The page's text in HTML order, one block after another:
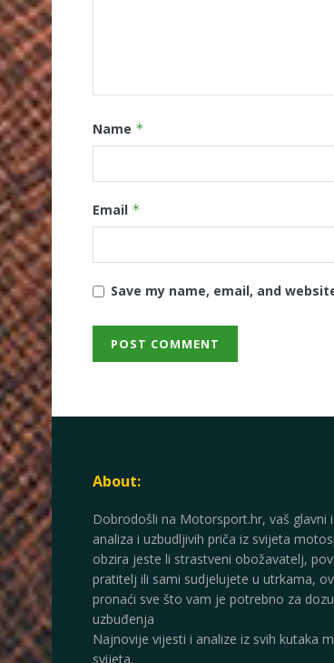
Name *
Email *
Save my name, email, and
About:
Dobrodošli na Motorsport.hr, vaš glavni
analiza i uzbudljivih priča iz svijeta
obzira jeste li strastveni obožavatelj,
pratitelj ili sami sudjelujete u utrkama,
pronaći sve što vam je potrebno za
uzbuđenja
Najnovije vijesti i analize iz svih kutaka
svijeta.